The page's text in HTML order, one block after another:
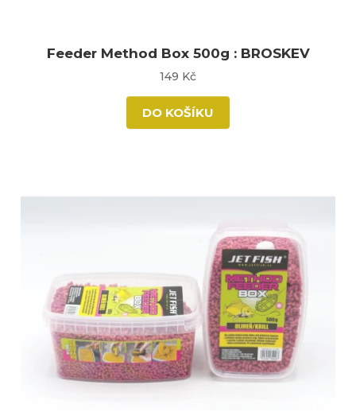
Feeder Method Box 500g : BROSKEV
149 Kč
DO KOŠÍKU